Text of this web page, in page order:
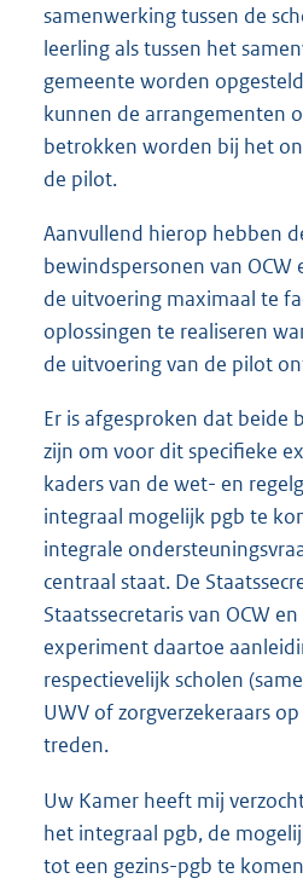
samenwerking tussen de
leerling als tussen het
gemeente worden
kunnen de arrangementen
betrokken worden bij het
de pilot.
Aanvullend hierop hebben
bewindspersonen van OCW
de uitvoering maximaal te
oplossingen te realiseren
de uitvoering van de pilot
Er is afgesproken dat beide
zijn om voor dit specifieke
kaders van de wet- en
integraal mogelijk pgb te
integrale
centraal staat. De
Staatssecretaris van OCW
experiment daartoe
respectievelijk scholen
UWV of zorgverzekeraars
treden.
Uw Kamer heeft mij
het integraal pgb, de
tot een gezins-pgb te